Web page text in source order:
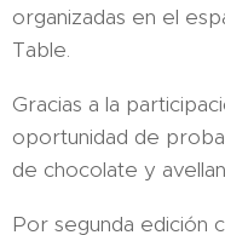
organizadas en el
Table.
Gracias a la
oportunidad de
de chocolate y
Por segunda edición